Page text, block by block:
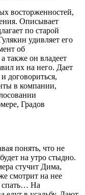
восторженностей,
Описывает
по старой
удивляет его
об
также он владеет
их на него. Дает
договориться,
в компании,
Градов
понять, что не
на утро стыдно.
стучит Дима,
смотрит на нее
спать… На